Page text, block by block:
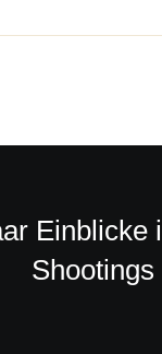
Einblicke
Shootings